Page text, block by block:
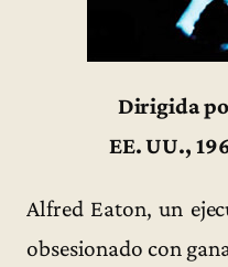
Dirigida
EE. UU.,
Alfred Eaton, un
obsesionado con